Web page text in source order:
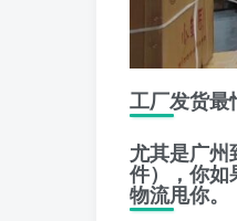
工厂发货最
尤其是广
件），你如
物流甩你。